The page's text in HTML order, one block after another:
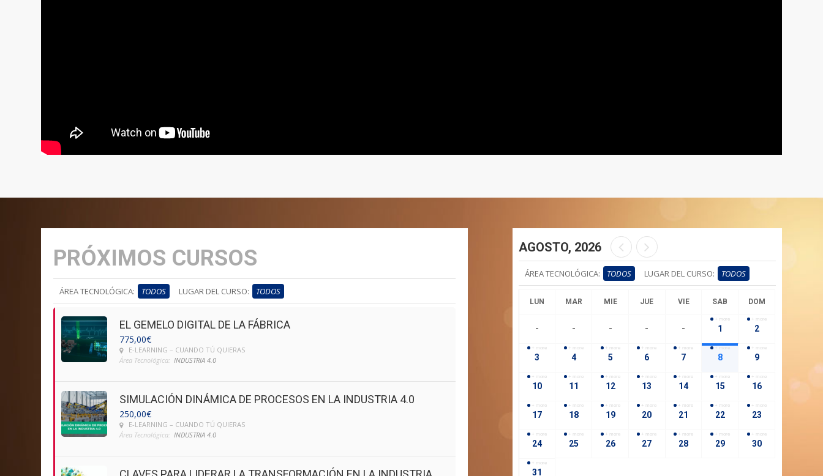
PRÓXIMOS CURSOS
ÁREA TECNOLÓGICA: TODOS LUGAR DEL CURSO: TODOS
EL GEMELO DIGITAL DE LA FÁBRICA
775,00€
E-LEARNING – CUANDO TÚ QUIERAS
Área Tecnológica: INDUSTRIA 4.0
SIMULACIÓN DINÁMICA DE PROCESOS EN LA INDUSTRIA 4.0
250,00€
E-LEARNING – CUANDO TÚ QUIERAS
Área Tecnológica: INDUSTRIA 4.0
AGOSTO, 2026
ÁREA TECNOLÓGICA: TODOS LUGAR DEL CURSO: TODOS
LUN MAR MIE JUE VIE SAB DOM
- - - - - 1
+ more
2
+ more
3
+ more
4
+ more
5
+ more
6
+ more
7
+ more
8
+ more
9
+ more
10
+ more
11
+ more
12
+ more
13
+ more
14
+ more
15
+ more
16
+ more
17
+ more
18
+ more
19
+ more
20
+ more
21
+ more
22
+ more
23
+ more
24
+ more
25
+ more
26
+ more
27
+ more
28
+ more
29
+ more
30
+ more
31
+ more